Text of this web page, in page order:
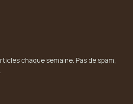
chaque semaine. Pas de spam,